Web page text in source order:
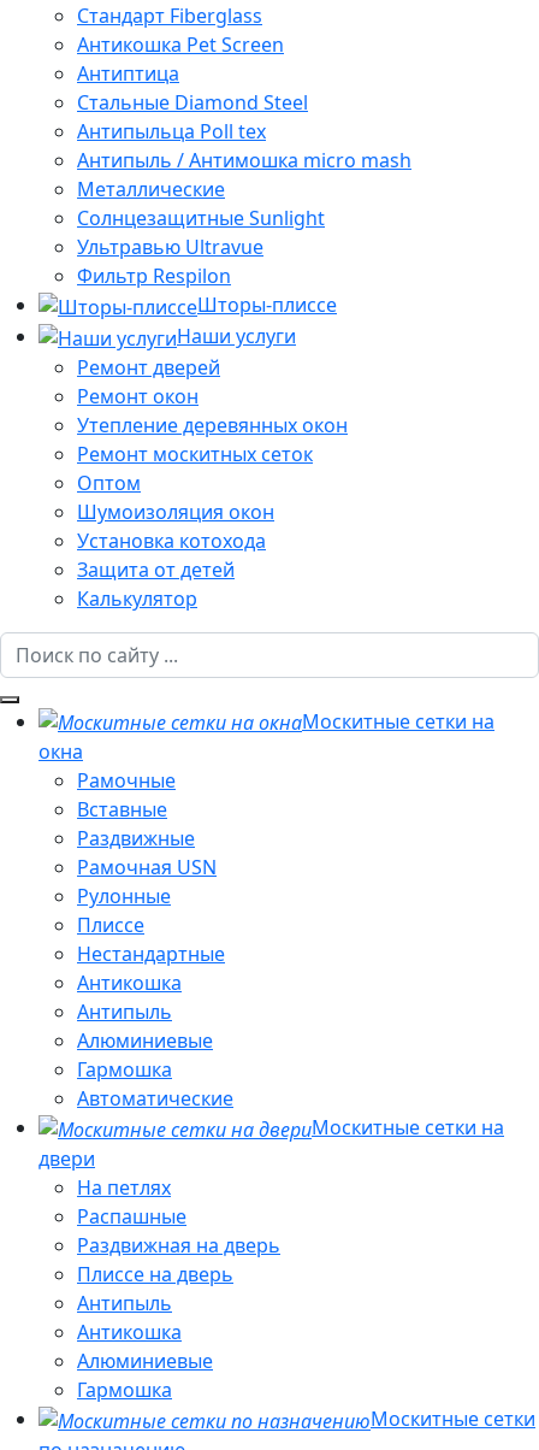
Стандарт Fiberglass
Антикошка Pet Screen
Антиптица
Стальные Diamond Steel
Антипыльца Poll tex
Антипыль / Антимошка micro mash
Металлические
Солнцезащитные Sunlight
Ультравью Ultravue
Фильтр Respilon
Шторы-плиссе
Наши услуги
Ремонт дверей
Ремонт окон
Утепление деревянных окон
Ремонт москитных сеток
Оптом
Шумоизоляция окон
Установка котохода
Защита от детей
Калькулятор
Москитные сетки на
окна
Рамочные
Вставные
Раздвижные
Рамочная USN
Рулонные
Плиссе
Нестандартные
Антикошка
Антипыль
Алюминиевые
Гармошка
Автоматические
Москитные сетки на
двери
На петлях
Распашные
Раздвижная на дверь
Плиссе на дверь
Антипыль
Антикошка
Алюминиевые
Гармошка
Москитные сетки